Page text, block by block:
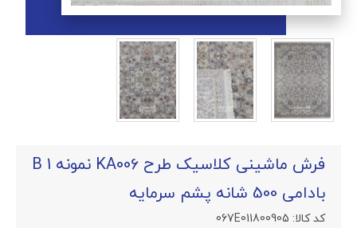
فرش ماشینی کلاسیک طرح KA006 نمونه 1 B
بادامی 500 شانه پشم سرمایه
کد کالا: 067E011800905